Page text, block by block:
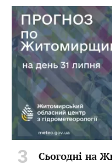
Сьогодні на